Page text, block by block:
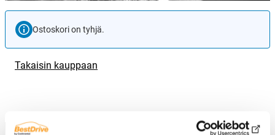
Ostoskori on tyhjä.
Takaisin kauppaan